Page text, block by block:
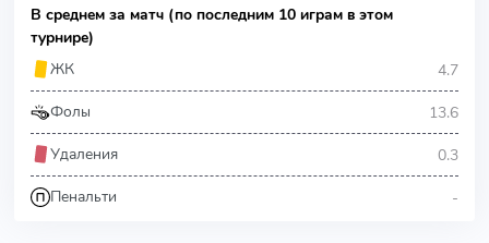
В среднем за матч (по последним 10 играм в этом
турнире)
ЖК
4.7
Фолы 13.6
Удаления 0.3
Пенальти -